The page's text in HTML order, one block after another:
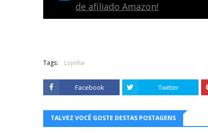
de afiliado Amazon!
Tags: Lojinha
Facebook Twitter
TALVEZ VOCÊ GOSTE DESTAS POSTAGENS